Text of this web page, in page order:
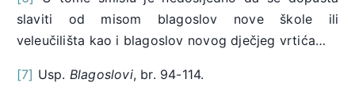
slaviti od misom blagoslov nove škole ili
veleučilišta kao i blagoslov novog dječjeg vrtića…
[7] Usp. Blagoslovi, br. 94-114.